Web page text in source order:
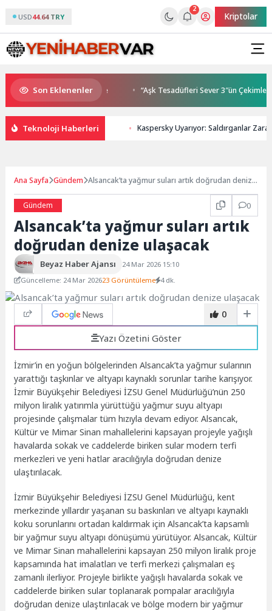
USD44.64 TRY
2
Kriptolar
Son Eklenenler
gençleri İzmir’de “Aşk Tesadüfleri Sever 3″ün Çekimleri
Teknoloji Haberleri Kaspersky Uyarıyor: Saldırganlar
Ana Sayfa Gündem Alsancak’ta yağmur suları artık doğrudan denize
Gündem
0
Alsancak’ta yağmur suları artık
doğrudan denize ulaşacak
Beyaz Haber Ajansı
24 Mar 2026 15:10
Güncelleme: 24 Mar 202623 Görüntüleme 4 dk.
0
Yazı Özetini Göster
İzmir’in en yoğun bölgelerinden Alsancak’ta yağmur sularının
yarattığı taşkınlar ve altyapı kaynaklı sorunlar tarihe karışıyor.
İzmir Büyükşehir Belediyesi İZSU Genel Müdürlüğü’nün 250
milyon liralık yatırımla yürüttüğü yağmur suyu altyapı
projesinde çalışmalar tüm hızıyla devam ediyor. Alsancak,
Kültür ve Mimar Sinan mahallelerini kapsayan projeyle yağışlı
havalarda sokak ve caddelerde biriken sular modern terfi
merkezleri ve yeni hatlar aracılığıyla doğrudan denize
ulaştırılacak.
İzmir Büyükşehir Belediyesi İZSU Genel Müdürlüğü, kent
merkezinde yıllardır yaşanan su baskınları ve altyapı kaynaklı
koku sorunlarını ortadan kaldırmak için Alsancak’ta kapsamlı
bir yağmur suyu altyapı dönüşümü yürütüyor. Alsancak, Kültür
ve Mimar Sinan mahallelerini kapsayan 250 milyon liralık proje
kapsamında hat imalatları ve terfi merkezi çalışmaları eş
zamanlı ilerliyor. Projeyle birlikte yağışlı havalarda sokak ve
caddelerde biriken sular toplanarak pompalar aracılığıyla
doğrudan denize ulaştırılacak ve bölge modern bir yağmur